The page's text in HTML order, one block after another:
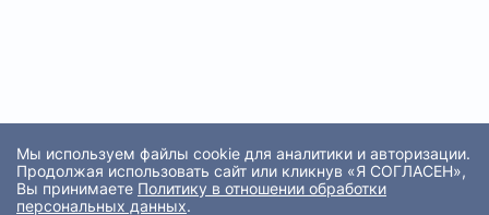
Мы используем файлы cookie для аналитики и авторизации.
Продолжая использовать сайт или кликнув «Я СОГЛАСЕН»,
Вы принимаете Политику в отношении обработки
персональных данных.